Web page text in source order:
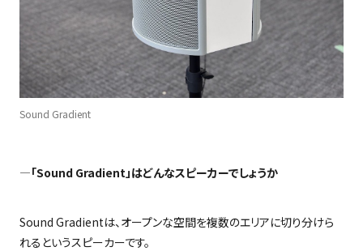
Sound Gradient
―「Sound Gradient 」はどんなスピーカーでしょうか
Sound Gradientは、オープンな空間を複数のエリアに切り分けら
れるというスピーカーです。